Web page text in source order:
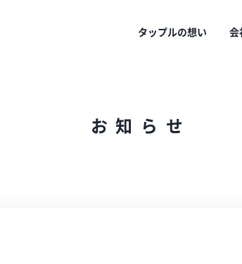
タップルの想い 会
お 知 ら せ